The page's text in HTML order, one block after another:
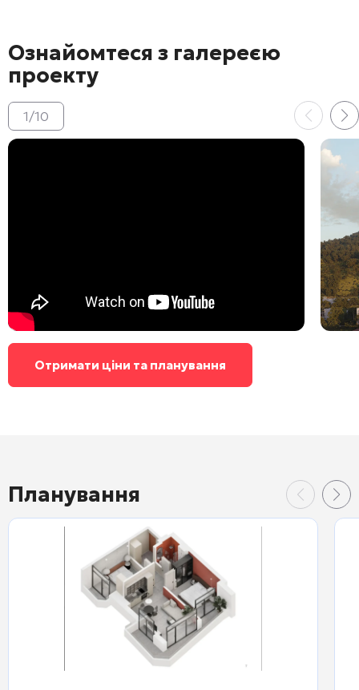
Ознайомтеся з галереєю
проекту
1/10
Отримати ціни та планування
Планування